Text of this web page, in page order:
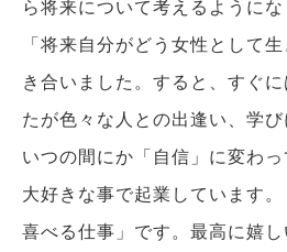
ら将来について考えるように
「将来自分がどう女性として
き合いました。すると、すぐ
たが色々な人との出逢い、学
いつの間にか「自信」に変わ
大好きな事で起業しています
喜べる仕事」です。最高に嬉